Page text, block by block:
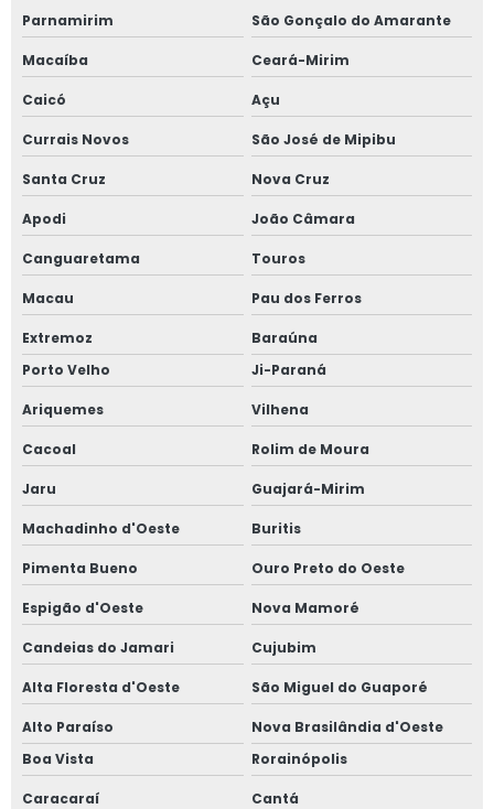
Parnamirim São Gonçalo do Amarante
Macaíba Ceará-Mirim
Caicó Açu
Currais Novos São José de Mipibu
Santa Cruz Nova Cruz
Apodi João Câmara
Canguaretama Touros
Macau Pau dos Ferros
Extremoz
Baraúna
Porto Velho
Ji-Paraná
Ariquemes Vilhena
Cacoal Rolim de Moura
Jaru Guajará-Mirim
Machadinho d'Oeste Buritis
Pimenta Bueno Ouro Preto do Oeste
Espigão d'Oeste Nova Mamoré
Candeias do Jamari Cujubim
Alta Floresta d'Oeste São Miguel do Guaporé
Alto Paraíso
Nova Brasilândia d'Oeste
Boa Vista
Rorainópolis
Caracaraí Cantá